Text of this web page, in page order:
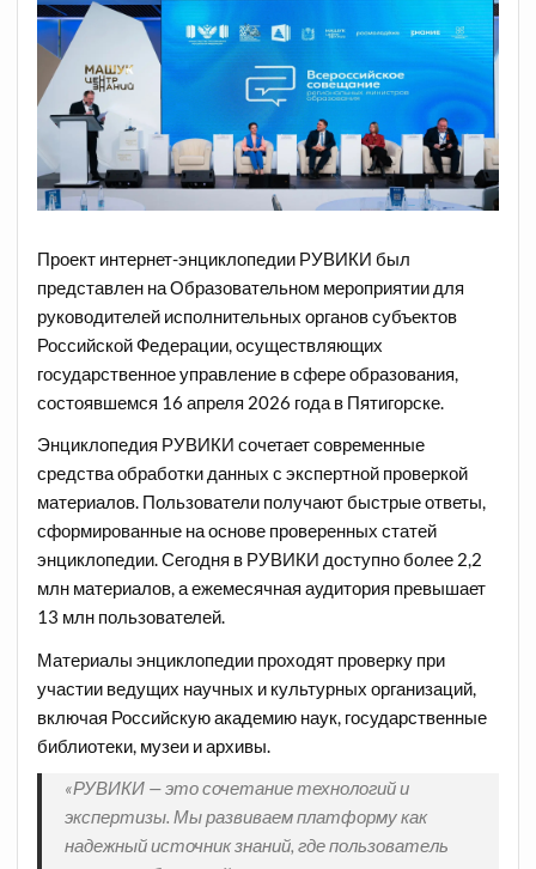
Проект интернет-энциклопедии РУВИКИ был
представлен на Образовательном мероприятии для
руководителей исполнительных органов субъектов
Российской Федерации, осуществляющих
государственное управление в сфере образования,
состоявшемся 16 апреля 2026 года в Пятигорске.
Энциклопедия РУВИКИ сочетает современные
средства обработки данных с экспертной проверкой
материалов. Пользователи получают быстрые ответы,
сформированные на основе проверенных статей
энциклопедии. Сегодня в РУВИКИ доступно более 2,2
млн материалов, а ежемесячная аудитория превышает
13 млн пользователей.
Материалы энциклопедии проходят проверку при
участии ведущих научных и культурных организаций,
включая Российскую академию наук, государственные
библиотеки, музеи и архивы.
«РУВИКИ — это сочетание технологий и
экспертизы. Мы развиваем платформу как
надежный источник знаний, где пользователь